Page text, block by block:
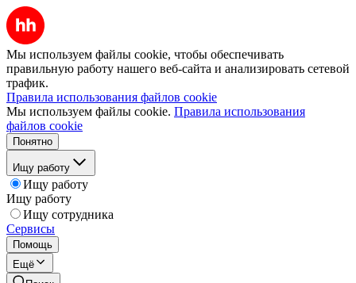
Мы используем файлы cookie, чтобы обеспечивать
правильную работу нашего веб-сайта и анализировать сетевой
трафик.
Правила использования файлов cookie
Мы используем файлы cookie. Правила использования
файлов cookie
Понятно
Ищу работу
Ищу работу
Ищу работу
Ищу сотрудника
Сервисы
Помощь
Ещё